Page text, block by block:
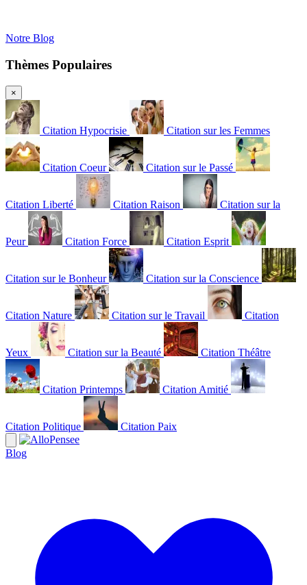
Notre Blog
Thèmes Populaires
×
Citation Hypocrisie Citation sur les Femmes
Citation Coeur Citation sur le Passé
Citation Liberté Citation Raison Citation sur la
Peur Citation Force Citation Esprit
Citation sur le Bonheur Citation sur la Conscience
Citation Nature Citation sur le Travail Citation
Yeux Citation sur la Beauté Citation Théâtre
Citation Printemps Citation Amitié
Citation Politique Citation Paix
Blog